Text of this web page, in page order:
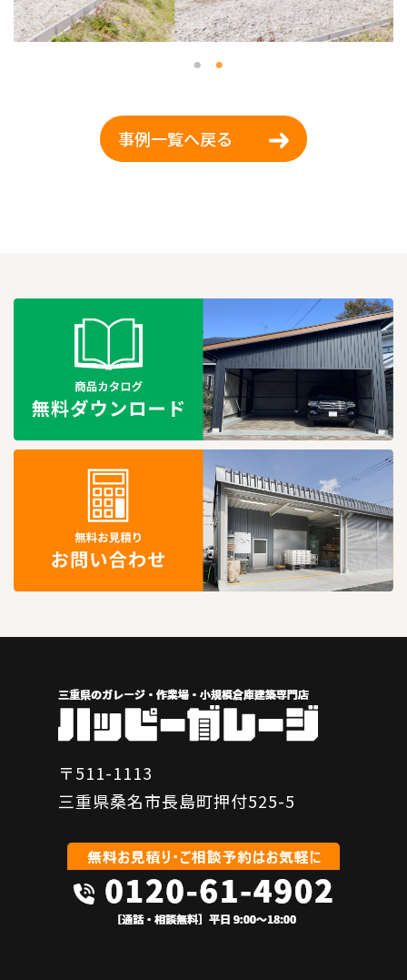
事例一覧へ戻る
〒511-1113
三重県桑名市長島町押付525-5